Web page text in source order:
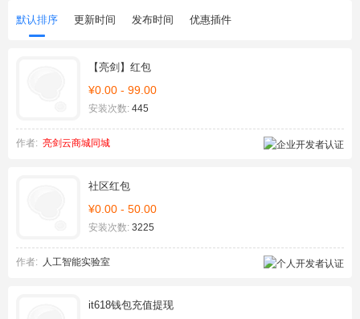
默认排序 更新时间 发布时间 优惠插件
【亮剑】红包
¥0.00 - 99.00
安装次数: 445
作者: 亮剑云商城同城
社区红包
¥0.00 - 50.00
安装次数: 3225
作者: 人工智能实验室
it618钱包充值提现